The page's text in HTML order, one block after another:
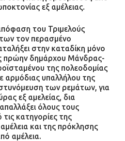
εξ αμέλειας.
του Τριμελούς
τον περασμένο
στην καταδίκη μόνο
πρώην δημάρχου Μάνδρας-
της πολεοδομίας
αρμόδιας υπαλλήλου της
των ρεμάτων, για
εξ αμελείας, δια
όλους τους
κατηγορίες της
και της πρόκλησης
αμέλεια.